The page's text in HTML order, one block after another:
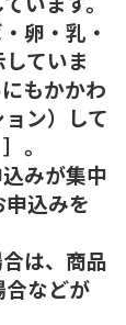
卵・乳・
ていま
もかかわ
ン）して
。
みが集中
込みを
は、商品
などが